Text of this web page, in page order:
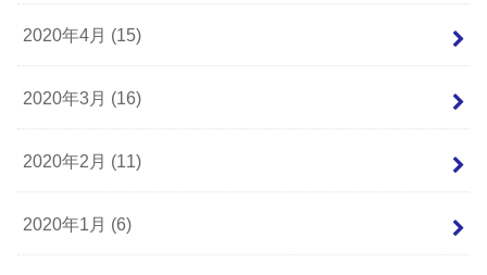
2020年4月 (15)
2020年3月 (16)
2020年2月 (11)
2020年1月 (6)